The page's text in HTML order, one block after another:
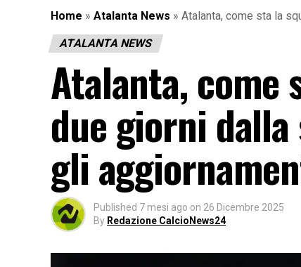
Home » Atalanta News » Atalanta, come sta la
ATALANTA NEWS
Atalanta, come
due giorni
gli
Published 7 mesi ago on 26 Dicembre 2025
By Redazione CalcioNews24